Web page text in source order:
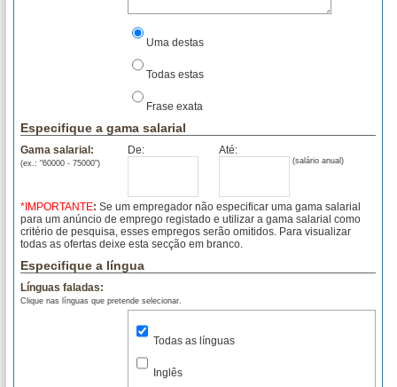
Engenharia
Formação
Gestão
Gestão de Empresas
Imobiliário
Indústria
Internet
Uma destas
Todas estas
Frase exata
Especifique a gama salarial
Gama salarial:
(ex.: "60000 - 75000")
De: Até:
(salário anual)
*IMPORTANTE: Se um empregador não especificar uma gama salarial
para um anúncio de emprego registado e utilizar a gama salarial como
critério de pesquisa, esses empregos serão omitidos. Para visualizar
todas as ofertas deixe esta secção em branco.
Especifique a língua
Línguas faladas:
Clique nas línguas que pretende selecionar.
Todas as línguas
Inglês